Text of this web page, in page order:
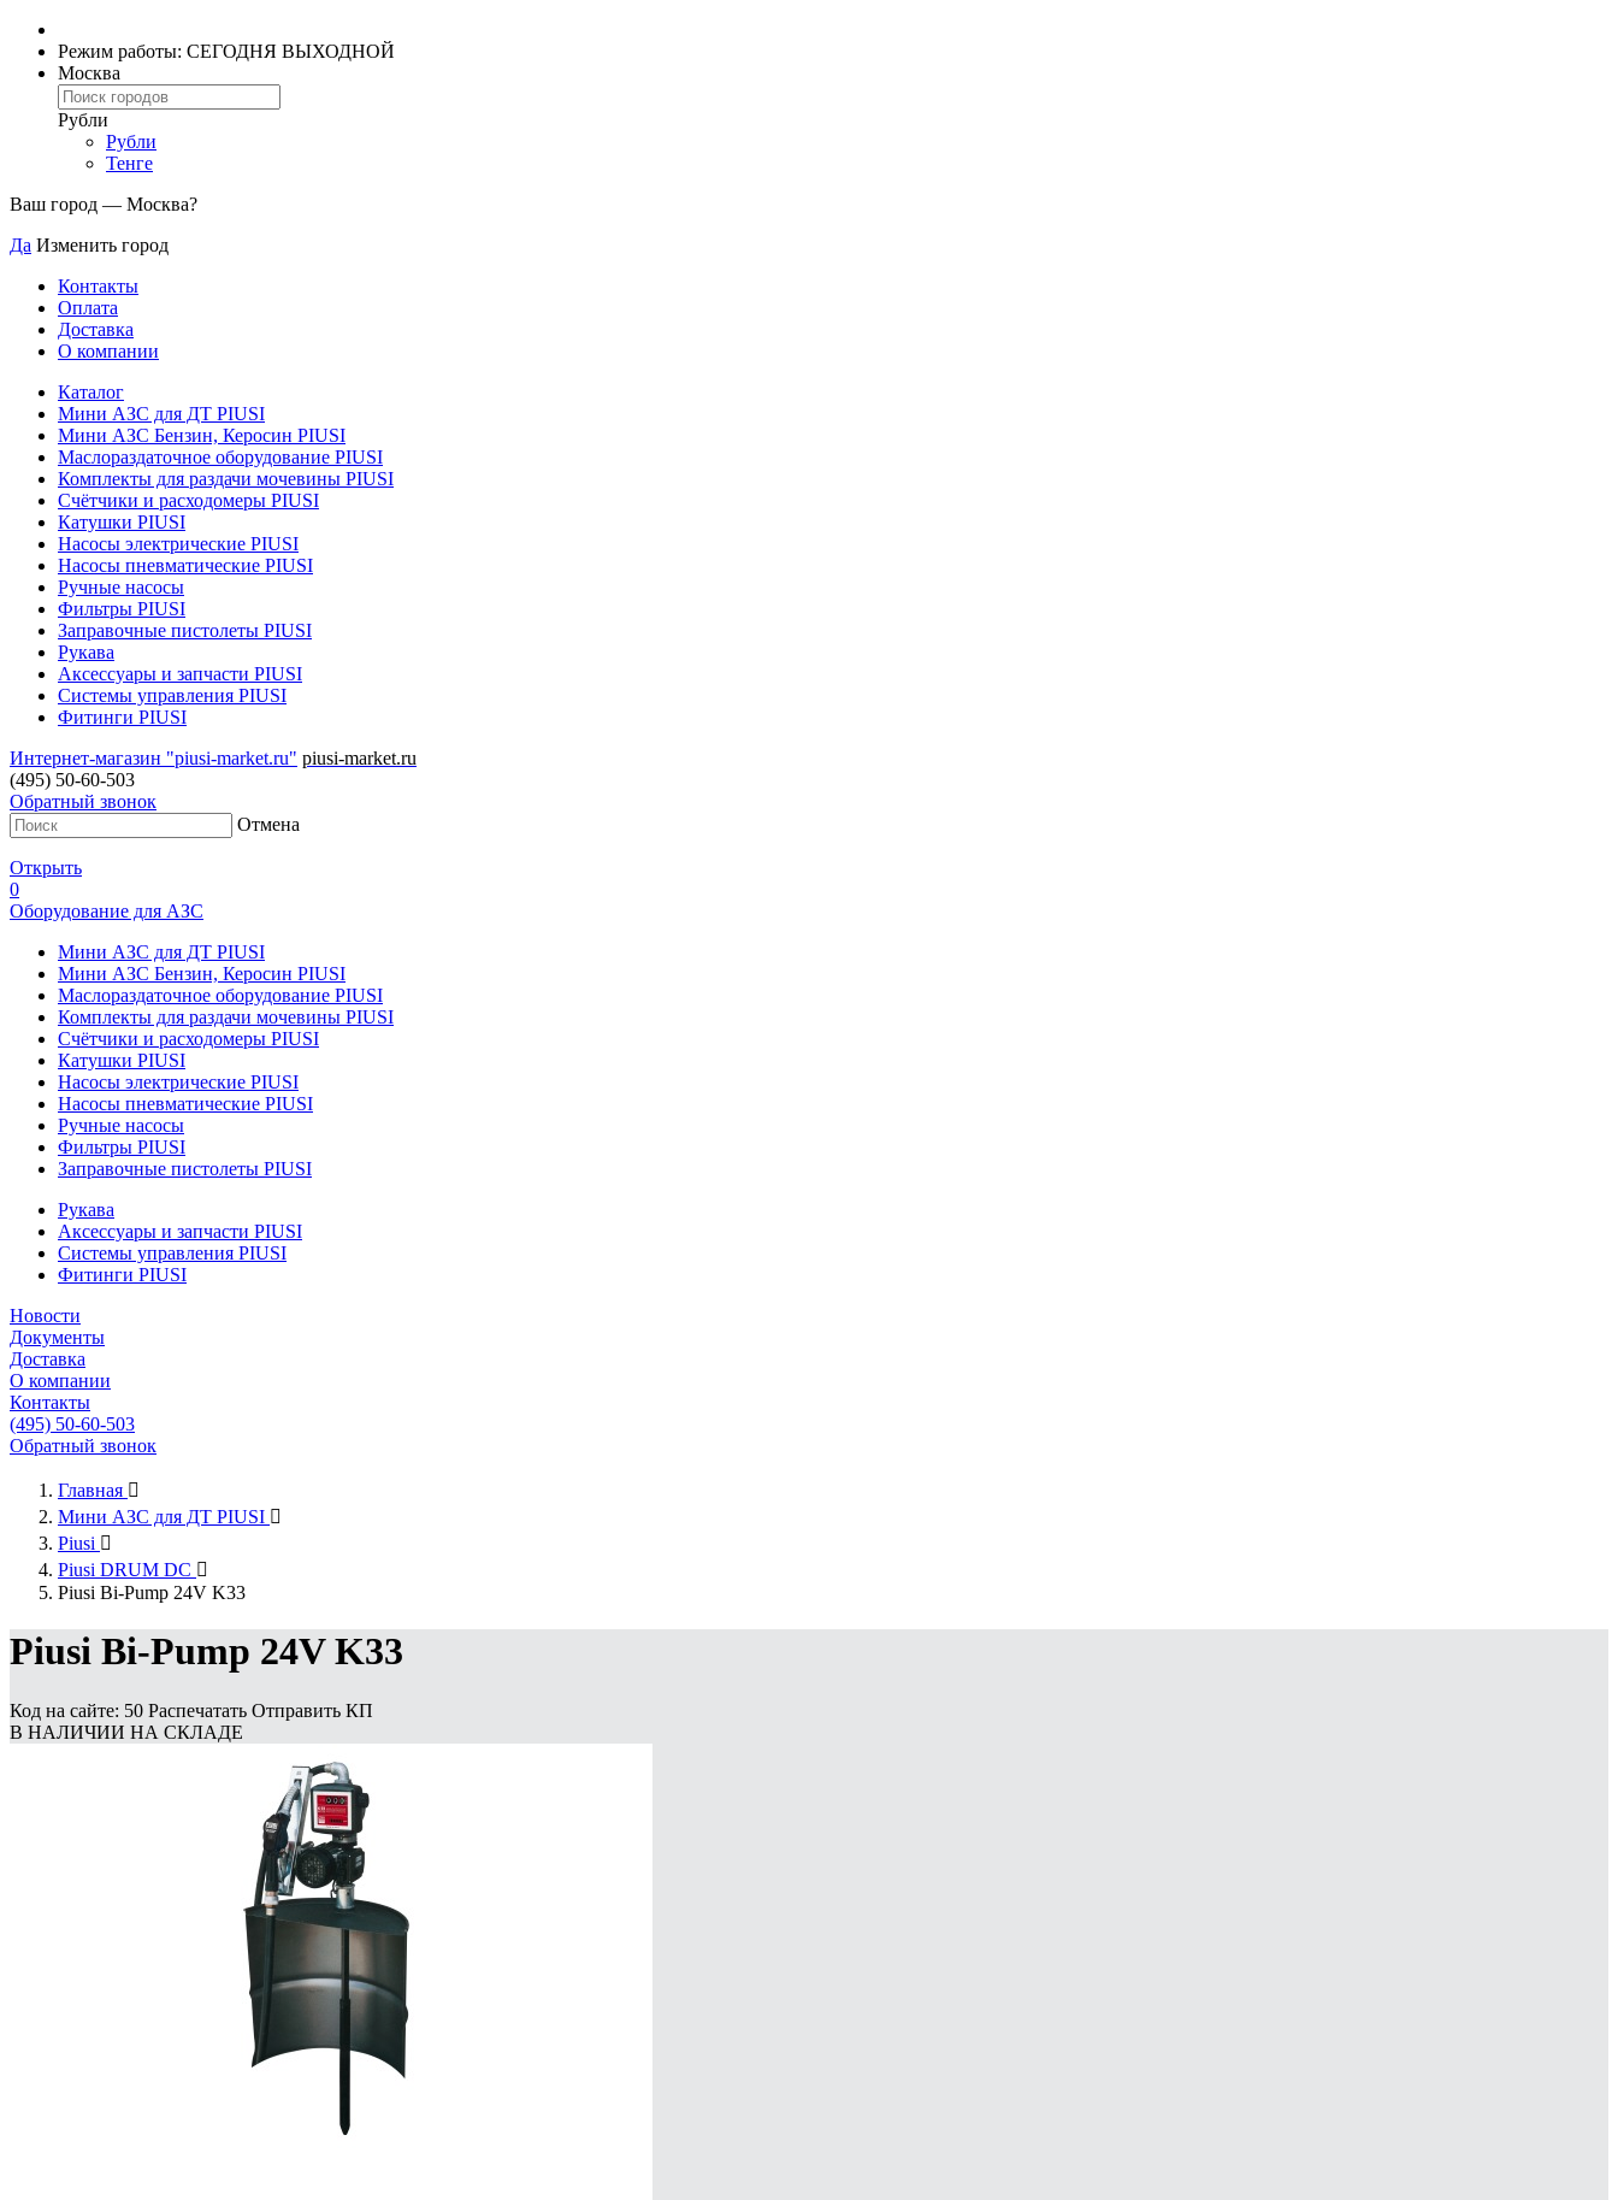
Режим работы: СЕГОДНЯ ВЫХОДНОЙ
Москва
Рубли
Рубли
Тенге
Ваш город — Москва?
Да Изменить город
Контакты
Оплата
Доставка
О компании
Каталог
Мини АЗС для ДТ PIUSI
Мини АЗС Бензин, Керосин PIUSI
Маслораздаточное оборудование PIUSI
Комплекты для раздачи мочевины PIUSI
Счётчики и расходомеры PIUSI
Катушки PIUSI
Насосы электрические PIUSI
Насосы пневматические PIUSI
Ручные насосы
Фильтры PIUSI
Заправочные пистолеты PIUSI
Рукава
Аксессуары и запчасти PIUSI
Системы управления PIUSI
Фитинги PIUSI
Интернет-магазин "piusi-market.ru" piusi-market.ru
(495) 50-60-503
Обратный звонок
Отмена
Открыть
0
Оборудование для АЗС
Мини АЗС для ДТ PIUSI
Мини АЗС Бензин, Керосин PIUSI
Маслораздаточное оборудование PIUSI
Комплекты для раздачи мочевины PIUSI
Счётчики и расходомеры PIUSI
Катушки PIUSI
Насосы электрические PIUSI
Насосы пневматические PIUSI
Ручные насосы
Фильтры PIUSI
Заправочные пистолеты PIUSI
Рукава
Аксессуары и запчасти PIUSI
Системы управления PIUSI
Фитинги PIUSI
Новости
Документы
Доставка
О компании
Контакты
(495) 50-60-503
Обратный звонок
Главная 
Мини АЗС для ДТ PIUSI 
Piusi 
Piusi DRUM DC 
Piusi Bi-Pump 24V K33
Piusi Bi-Pump 24V K33
Код на сайте: 50 Распечатать Отправить КП
В НАЛИЧИИ НА СКЛАДЕ